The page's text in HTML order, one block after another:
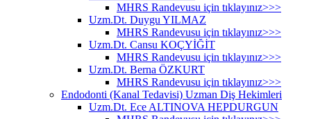
MHRS Randevusu için tıklayınız>>>
Uzm.Dt. Duygu YILMAZ
MHRS Randevusu için tıklayınız>>>
Uzm.Dt. Cansu KOÇYİĞİT
MHRS Randevusu için tıklayınız>>>
Uzm.Dt. Berna ÖZKURT
MHRS Randevusu için tıklayınız>>>
Endodonti (Kanal Tedavisi) Uzman Diş Hekimleri
Uzm.Dt. Ece ALTINOVA HEPDURGUN